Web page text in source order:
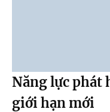
Năng lực phát
giới hạn mới